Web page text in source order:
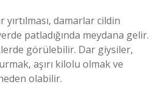
yırtılması, damarlar cildin
patladığında meydana gelir.
görülebilir. Dar giysiler,
aşırı kilolu olmak ve
olabilir.